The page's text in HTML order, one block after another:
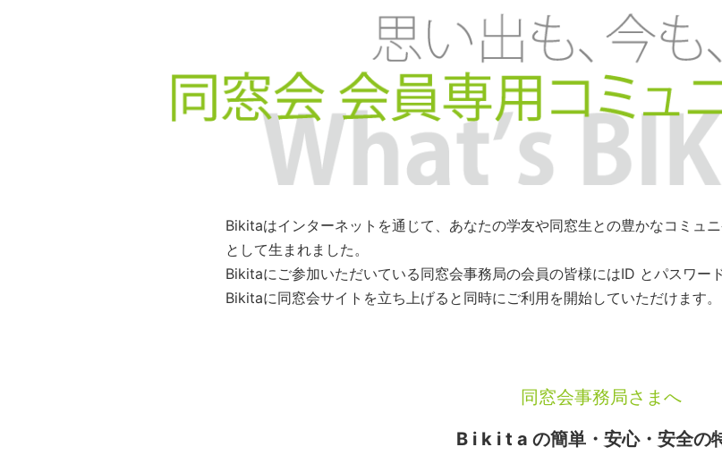
Bikitaはインターネットを通じて、あなたの学友や同窓生との豊かなコミュ
として生まれました。
Bikitaにご参加いただいている同窓会事務局の会員の皆様にはID とパスワー
Bikitaに同窓会サイトを立ち上げると同時にご利用を開始していただけます。
同窓会事務局さまへ
B i k i t a の簡単・安心・安全の